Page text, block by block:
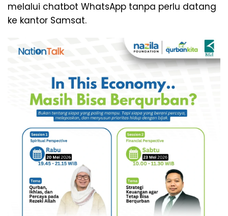
melalui chatbot WhatsApp tanpa perlu datang
ke kantor Samsat.